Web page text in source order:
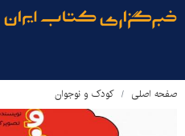
صفحه اصلی کودک و نوجوان